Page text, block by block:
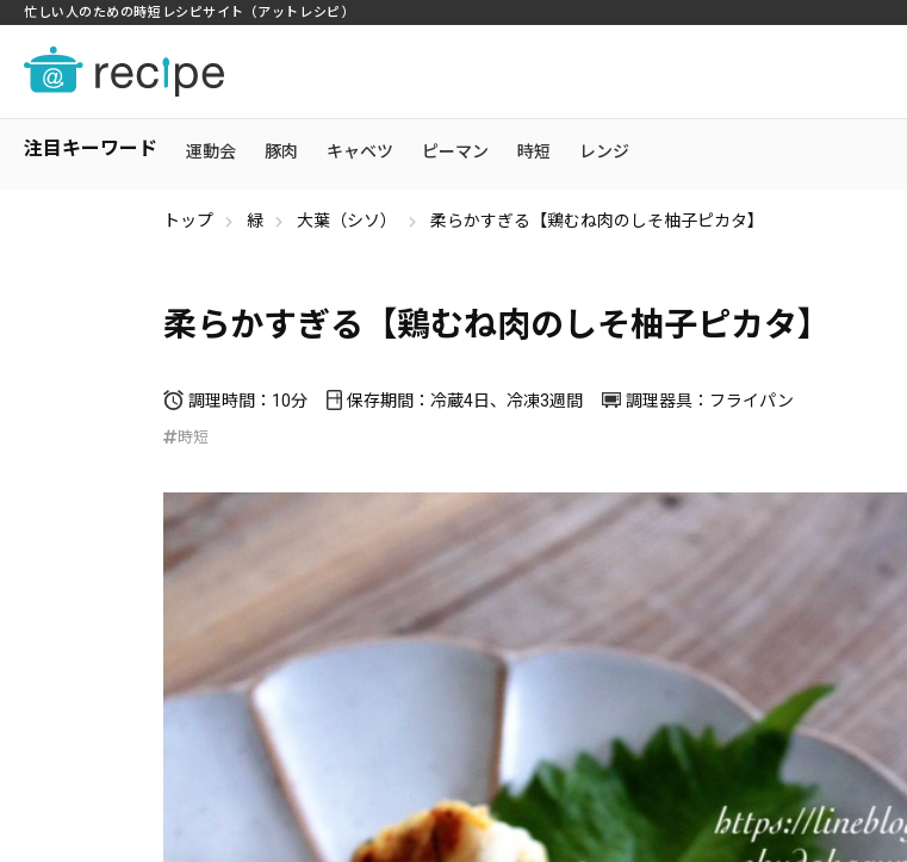
忙しい人のための時短レシピサイト（アットレシピ）
注目キーワード 運動会 豚肉 キャベツ ピーマン 時短 レンジ
トップ 緑 大葉（シソ） 柔らかすぎる【鶏むね肉のしそ柚子ピカタ】
柔らかすぎる【鶏むね肉のしそ柚子ピカタ】
調理時間：10分 保存期間：冷蔵4日、冷凍3週間 調理器具：フライパン
時短